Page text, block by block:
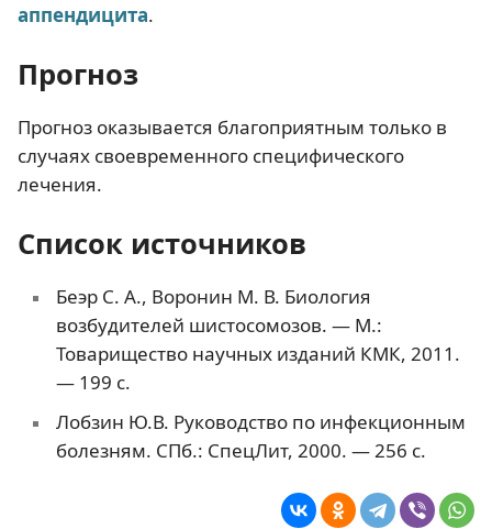
аппендицита.
Прогноз
Прогноз оказывается благоприятным только в
случаях своевременного специфического
лечения.
Список источников
Беэр С. А., Воронин М. В. Биология
возбудителей шистосомозов. — М.:
Товарищество научных изданий КМК, 2011.
— 199 с.
Лобзин Ю.В. Руководство по инфекционным
болезням. СПб.: СпецЛит, 2000. — 256 с.